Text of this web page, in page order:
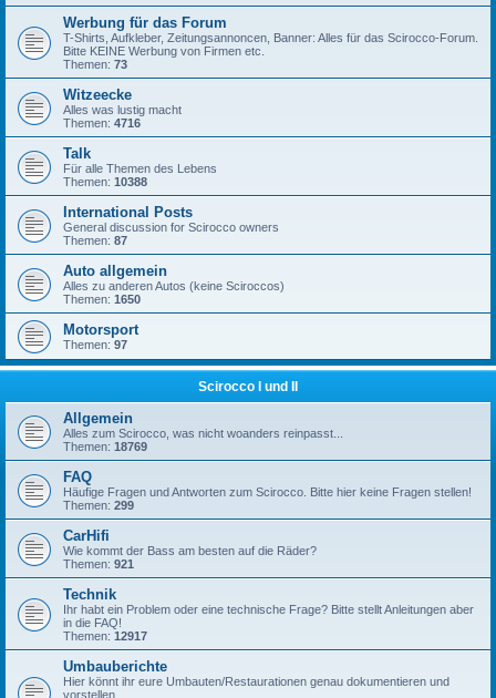
Werbung für das Forum
T-Shirts, Aufkleber, Zeitungsannoncen, Banner: Alles für das Scirocco-Forum.
Bitte KEINE Werbung von Firmen etc.
Themen: 73
Witzeecke
Alles was lustig macht
Themen: 4716
Talk
Für alle Themen des Lebens
Themen: 10388
International Posts
General discussion for Scirocco owners
Themen: 87
Auto allgemein
Alles zu anderen Autos (keine Sciroccos)
Themen: 1650
Motorsport
Themen: 97
Scirocco I und II
Allgemein
Alles zum Scirocco, was nicht woanders reinpasst...
Themen: 18769
FAQ
Häufige Fragen und Antworten zum Scirocco. Bitte hier keine Fragen stellen!
Themen: 299
CarHifi
Wie kommt der Bass am besten auf die Räder?
Themen: 921
Technik
Ihr habt ein Problem oder eine technische Frage? Bitte stellt Anleitungen aber
in die FAQ!
Themen: 12917
Umbauberichte
Hier könnt ihr eure Umbauten/Restaurationen genau dokumentieren und
vorstellen.